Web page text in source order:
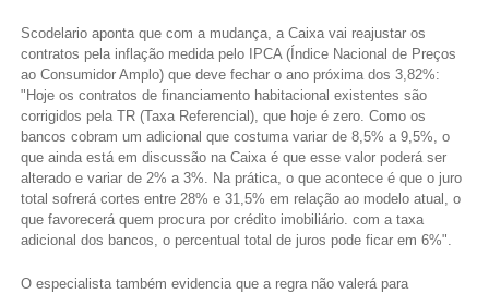
Scodelario aponta que com a mudança, a Caixa vai reajustar os
contratos pela inflação medida pelo IPCA (Índice Nacional de Preços
ao Consumidor Amplo) que deve fechar o ano próxima dos 3,82%:
"Hoje os contratos de financiamento habitacional existentes são
corrigidos pela TR (Taxa Referencial), que hoje é zero. Como os
bancos cobram um adicional que costuma variar de 8,5% a 9,5%, o
que ainda está em discussão na Caixa é que esse valor poderá ser
alterado e variar de 2% a 3%. Na prática, o que acontece é que o juro
total sofrerá cortes entre 28% e 31,5% em relação ao modelo atual, o
que favorecerá quem procura por crédito imobiliário. com a taxa
adicional dos bancos, o percentual total de juros pode ficar em 6%".
O especialista também evidencia que a regra não valerá para